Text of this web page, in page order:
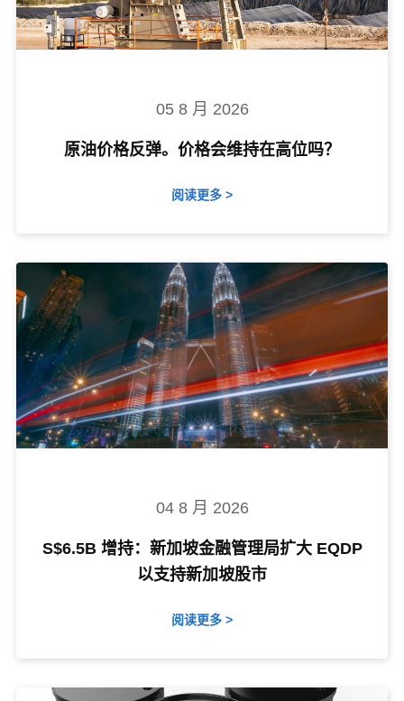
05 8 月 2026
原油价格反弹。价格会维持在高位吗？
阅读更多 >
04 8 月 2026
S$6.5B 增持：新加坡金融管理局扩大 EQDP
以支持新加坡股市
阅读更多 >